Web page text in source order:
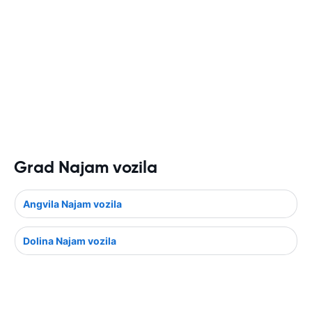
Grad Najam vozila
Angvila Najam vozila
Dolina Najam vozila